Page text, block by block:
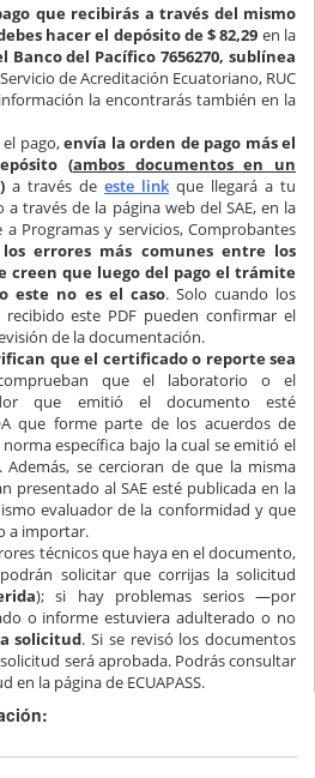
que recibirás a través del mismo
hacer el depósito de $ 82,29 en la
del Pacífico 7656270, sublínea
de Acreditación Ecuatoriano, RUC
la encontrarás también en la
pago,envía la orden de pago más el
(ambos documentos en un
) a través de este link que llegará a tu
través de la página web del SAE, en la
a Programas y servicios, Comprobantes
errores más comunes entre los
creen que luego del pago el trámite
este no es el caso. Solo cuando los
recibido este PDF pueden confirmar el
de la documentación.
que el certificado o reporte sea
que el laboratorio o el
que emitió el documento esté
que forme parte de los acuerdos de
específica bajo la cual se emitió el
se cercioran de que la misma
presentado al SAE esté publicada en la
evaluador de la conformidad y que
a importar.
técnicos que haya en el documento,
solicitar que corrijas la solicitud
); si hay problemas serios —por
o informe estuviera adulterado o no
solicitud. Si se revisó los documentos
será aprobada. Podrás consultar
en la página de ECUAPASS.